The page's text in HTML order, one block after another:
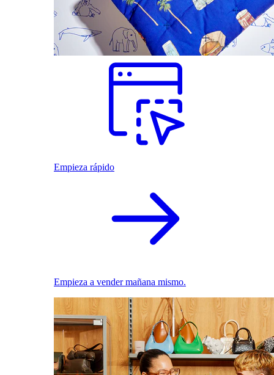
Empieza rápido
Empieza a vender mañana mismo.